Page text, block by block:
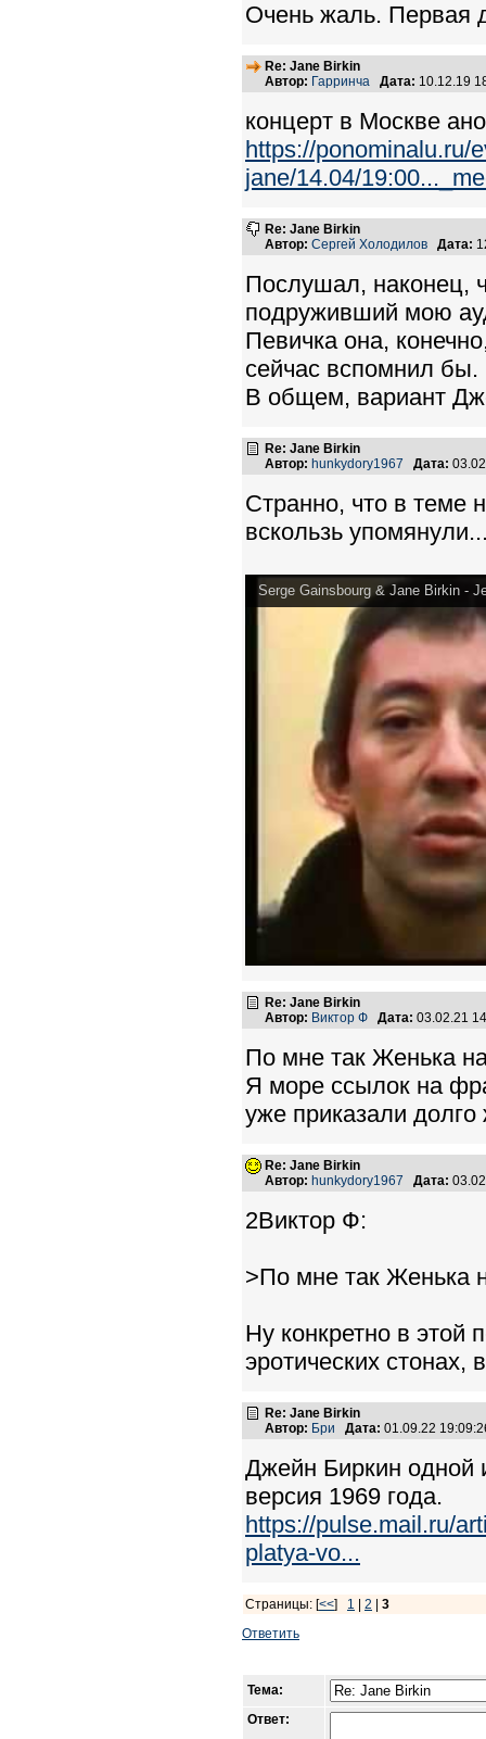
Очень жаль. Первая
Re: Jane Birkin
Автор: Гарринча Дата: 10.12.19
концерт в Москве
https://ponominalu.ru/
jane/14.04/
Re: Jane Birkin
Автор: Сергей Холодилов Дата:
Послушал, наконец,
подруживший мою
Певичка она,
сейчас вспомнил бы.
В общем, вариант
Re: Jane Birkin
Автор: hunkydory1967 Дата:
Странно, что в теме
вскользь
Serge Gainsbourg & Jane Birkin -
Re: Jane Birkin
Автор: Виктор Ф Дата: 03.02.21
По мне так Женька
Я море ссылок на
уже приказали долго
Re: Jane Birkin
Автор: hunkydory1967 Дата:
2Виктор Ф:
>По мне так Женька
Ну конкретно в этой
эротических стонах,
Re: Jane Birkin
Автор: Бри Дата: 01.09.22
Джейн Биркин одной
версия 1969 года.
https://pulse.mail.ru/
platya-vo...
Страницы: [<<] 1 2
3
Ответить
Тема:
Ответ: